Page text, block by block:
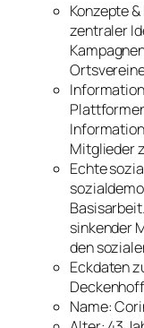
Konzepte
zentraler
Mitglieder
Echte
sinkender
den
Eckdaten
Name: